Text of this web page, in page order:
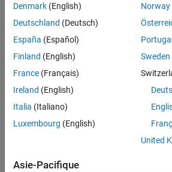
pathloss Path loss of radio
range Range of radio wave
add Add propagation
Examples
collapse all
Model Coverage in Free
Denmark (English)
Deutschland (Deutsch)
España (Español)
Finland (English)
France (Français)
Ireland (English)
Italia (Italiano)
Luxembourg (English)
Norway
Portugal
Sweden
United
Asie-Pacifique